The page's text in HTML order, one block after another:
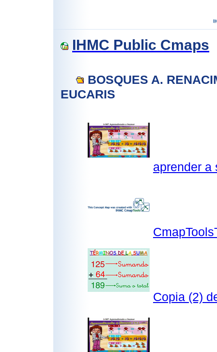
IHMC Public Cmaps
BOSQUES A.
EUCARIS
aprender a
Copia (2)